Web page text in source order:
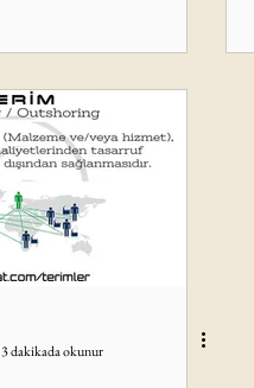
3 dakikada okunur